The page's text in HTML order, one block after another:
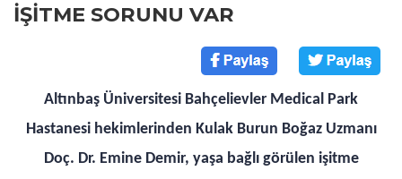
İŞİTME SORUNU VAR
Altınbaş Üniversitesi Bahçelievler Medical Park
Hastanesi hekimlerinden Kulak Burun Boğaz Uzmanı
Doç. Dr. Emine Demir, yaşa bağlı görülen işitme